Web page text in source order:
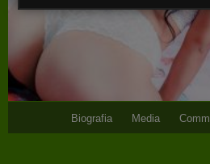
Biografia Media